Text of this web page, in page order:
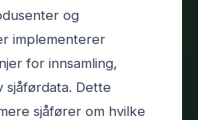
og
implementerer
for innsamling,
sjåførdata. Dette
sjåfører om hvilke